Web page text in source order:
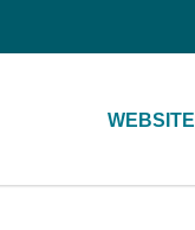
WEBSITE